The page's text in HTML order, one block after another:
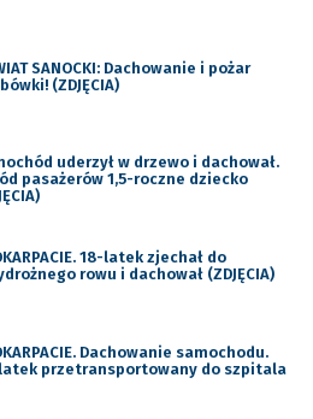
SANOCKI: Dachowanie i pożar
(ZDJĘCIA)
uderzył w drzewo i dachował.
pasażerów 1,5-roczne dziecko
18-latek zjechał do
rowu i dachował (ZDJĘCIA)
Dachowanie samochodu.
przetransportowany do szpitala